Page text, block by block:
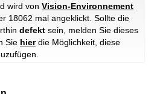
wird von Vision-Environnement
18062 mal angeklickt. Sollte die
defekt sein, melden Sie dieses
Sie hierdie Möglichkeit, diese